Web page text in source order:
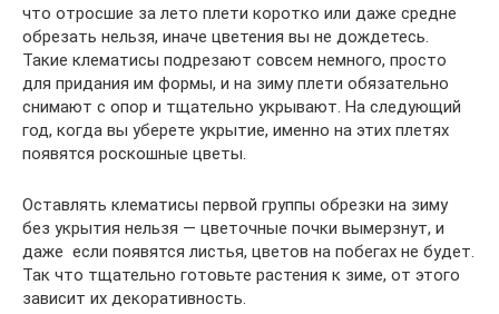
что отросшие за лето плети коротко или даже средне
обрезать нельзя, иначе цветения вы не дождетесь.
Такие клематисы подрезают совсем немного, просто
для придания им формы, и на зиму плети обязательно
снимают с опор и тщательно укрывают. На следующий
год, когда вы уберете укрытие, именно на этих плетях
появятся роскошные цветы.
Оставлять клематисы первой группы обрезки на зиму
без укрытия нельзя — цветочные почки вымерзнут, и
даже если появятся листья, цветов на побегах не будет.
Так что тщательно готовьте растения к зиме, от этого
зависит их декоративность.